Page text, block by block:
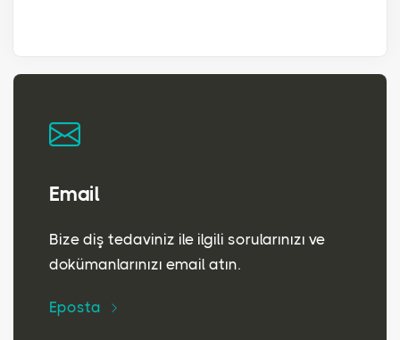
Email
Bize diş tedaviniz ile ilgili sorularınızı ve
dokümanlarınızı email atın.
Eposta